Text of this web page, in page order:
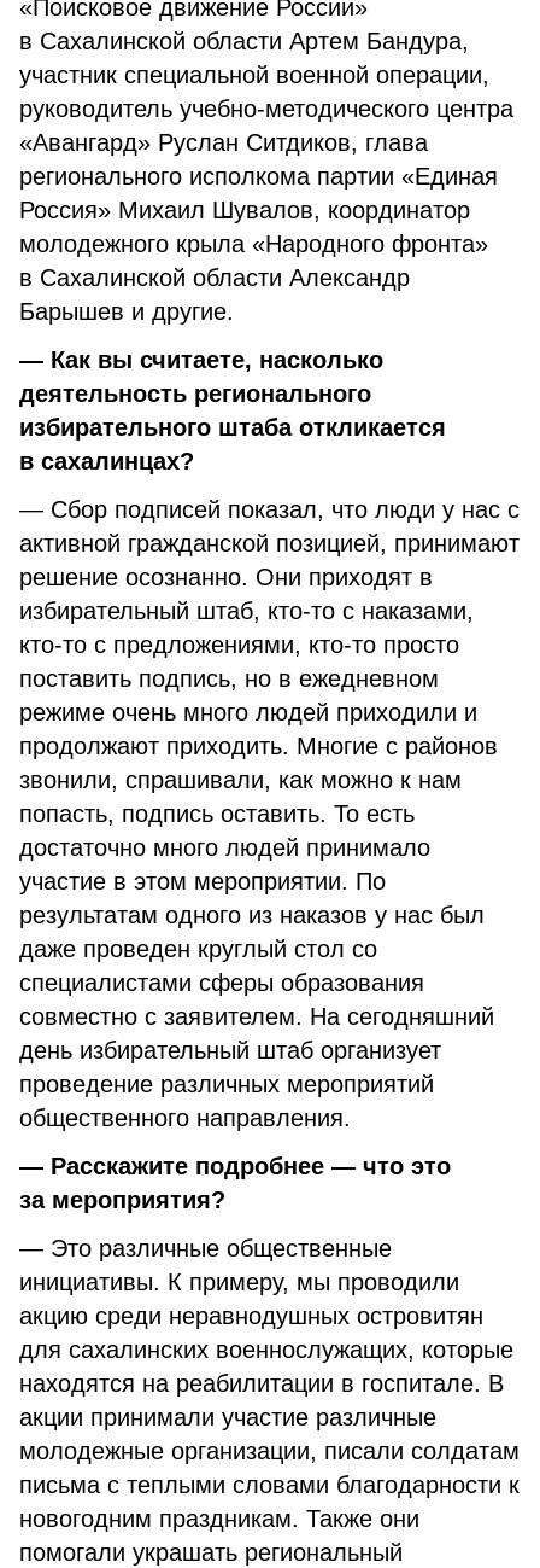
«Поисковое движение России»
в Сахалинской области Артем Бандура,
участник специальной военной операции,
руководитель учебно-методического центра
«Авангард» Руслан Ситдиков, глава
регионального исполкома партии «Единая
Россия» Михаил Шувалов, координатор
молодежного крыла «Народного фронта»
в Сахалинской области Александр
Барышев и другие.
— Как вы считаете, насколько
деятельность регионального
избирательного штаба откликается
в сахалинцах?
— Сбор подписей показал, что люди у нас с
активной гражданской позицией, принимают
решение осознанно. Они приходят в
избирательный штаб, кто-то с наказами,
кто-то с предложениями, кто-то просто
поставить подпись, но в ежедневном
режиме очень много людей приходили и
продолжают приходить. Многие с районов
звонили, спрашивали, как можно к нам
попасть, подпись оставить. То есть
достаточно много людей принимало
участие в этом мероприятии. По
результатам одного из наказов у нас был
даже проведен круглый стол со
специалистами сферы образования
совместно с заявителем. На сегодняшний
день избирательный штаб организует
проведение различных мероприятий
общественного направления.
— Расскажите подробнее — что это
за мероприятия?
— Это различные общественные
инициативы. К примеру, мы проводили
акцию среди неравнодушных островитян
для сахалинских военнослужащих, которые
находятся на реабилитации в госпитале. В
акции принимали участие различные
молодежные организации, писали солдатам
письма с теплыми словами благодарности к
новогодним праздникам. Также они
помогали украшать региональный